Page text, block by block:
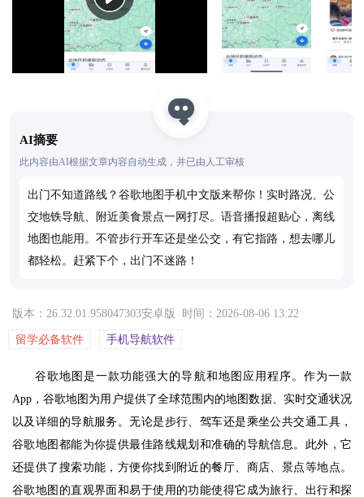
AI摘要
此内容由AI根据文章内容自动生成，并已由人工审核
出门不知道路线？谷歌地图手机中文版来帮你！实时路况、公
交地铁导航、附近美食景点一网打尽。语音播报超贴心，离线
地图也能用。不管步行开车还是坐公交，有它指路，想去哪儿
都轻松。赶紧下个，出门不迷路！
版本：26.32.01.958047303安卓版 时间：2026-08-06 13:22
留学必备软件 手机导航软件
谷歌地图是一款功能强大的导航和地图应用程序。作为一款
App，谷歌地图为用户提供了全球范围内的地图数据、实时交通状况
以及详细的导航服务。无论是步行、驾车还是乘坐公共交通工具，
谷歌地图都能为你提供最佳路线规划和准确的导航信息。此外，它
还提供了搜索功能，方便你找到附近的餐厅、商店、景点等地点。
谷歌地图的直观界面和易于使用的功能使得它成为旅行、出行和探